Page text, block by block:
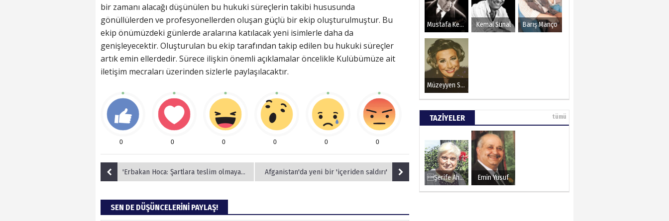
bir zamanı alacağı düşünülen bu hukuki süreçlerin takibi hususunda
gönüllülerden ve profesyonellerden oluşan güçlü bir ekip oluşturulmuştur. Bu
ekip önümüzdeki günlerde aralarına katılacak yeni isimlerle daha da
genişleyecektir. Oluşturulan bu ekip tarafından takip edilen bu hukuki süreçler
artık emin ellerdedir. Sürece ilişkin önemli açıklamalar öncelikle Kulübümüze ait
iletişim mecraları üzerinden sizlerle paylaşılacaktır.
0 0 0 0 0 0
'Erbakan Hoca: Şartlara teslim olmayan lider' Afganistan'da yeni bir 'içeriden saldırı'
SEN DE DÜŞÜNCELERİNİ PAYLAŞ!
Mustafa Kemal Atatürk Kemal Sunal Barış Manço
Müzeyyen Senar
TAZİYELER tümü
Şerife Ahmet Emin Yusuf